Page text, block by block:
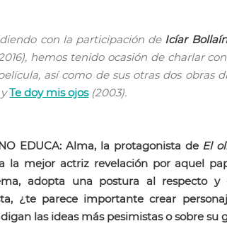
con la participación de Icíar Bollaín
hemos tenido ocasión de charlar
así como de sus otras dos obras
yTe doy mis ojos(2003).
EDUCA: Alma, la protagonista de El
la mejor actriz revelación por aquel
adopta una postura al respecto y
¿te parece importante crear
las ideas más pesimistas o sobre su